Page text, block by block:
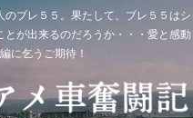
ブレ５５。果たして、ブレ５５はシ
が出来るのだろうか・・・愛と感動
に乞うご期待！